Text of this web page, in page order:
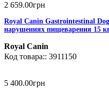
2 659.00грн
Royal Canin Gastrointestinal
нарушениях пищеварения 15 кг
Royal Canin
3911150
5 400.00грн